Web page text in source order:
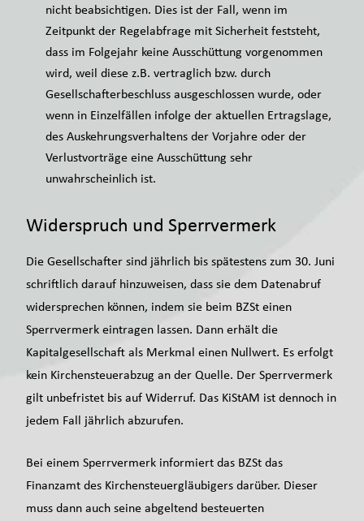
nicht beabsichtigen. Dies ist der Fall, wenn im
Zeitpunkt der Regelabfrage mit Sicherheit feststeht,
dass im Folgejahr keine Ausschüttung vorgenommen
wird, weil diese z.B. vertraglich bzw. durch
Gesellschafterbeschluss ausgeschlossen wurde, oder
wenn in Einzelfällen infolge der aktuellen Ertragslage,
des Auskehrungsverhaltens der Vorjahre oder der
Verlustvorträge eine Ausschüttung sehr
unwahrscheinlich ist.
Widerspruch und Sperrvermerk
Die Gesellschafter sind jährlich bis spätestens zum 30. Juni
schriftlich darauf hinzuweisen, dass sie dem Datenabruf
widersprechen können, indem sie beim BZSt einen
Sperrvermerk eintragen lassen. Dann erhält die
Kapitalgesellschaft als Merkmal einen Nullwert. Es erfolgt
kein Kirchensteuerabzug an der Quelle. Der Sperrvermerk
gilt unbefristet bis auf Widerruf. Das KiStAM ist dennoch in
jedem Fall jährlich abzurufen.
Bei einem Sperrvermerk informiert das BZSt das
Finanzamt des Kirchensteuergläubigers darüber. Dieser
muss dann auch seine abgeltend besteuerten